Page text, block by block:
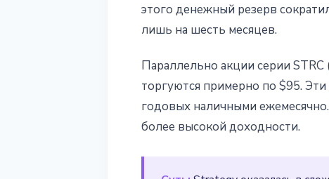
этого денежный резерв
лишь на шесть месяцев.
Параллельно акции серии
торгуются примерно по $95.
годовых наличными
более высокой доходности.